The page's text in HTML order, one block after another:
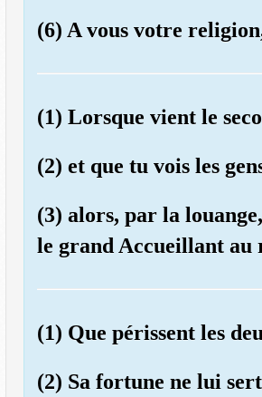
(6) A vous votre
(1) Lorsque vient le
(2) et que tu vois les
(3) alors, par la
le grand Accueillant au
(1) Que périssent les
(2) Sa fortune ne lui